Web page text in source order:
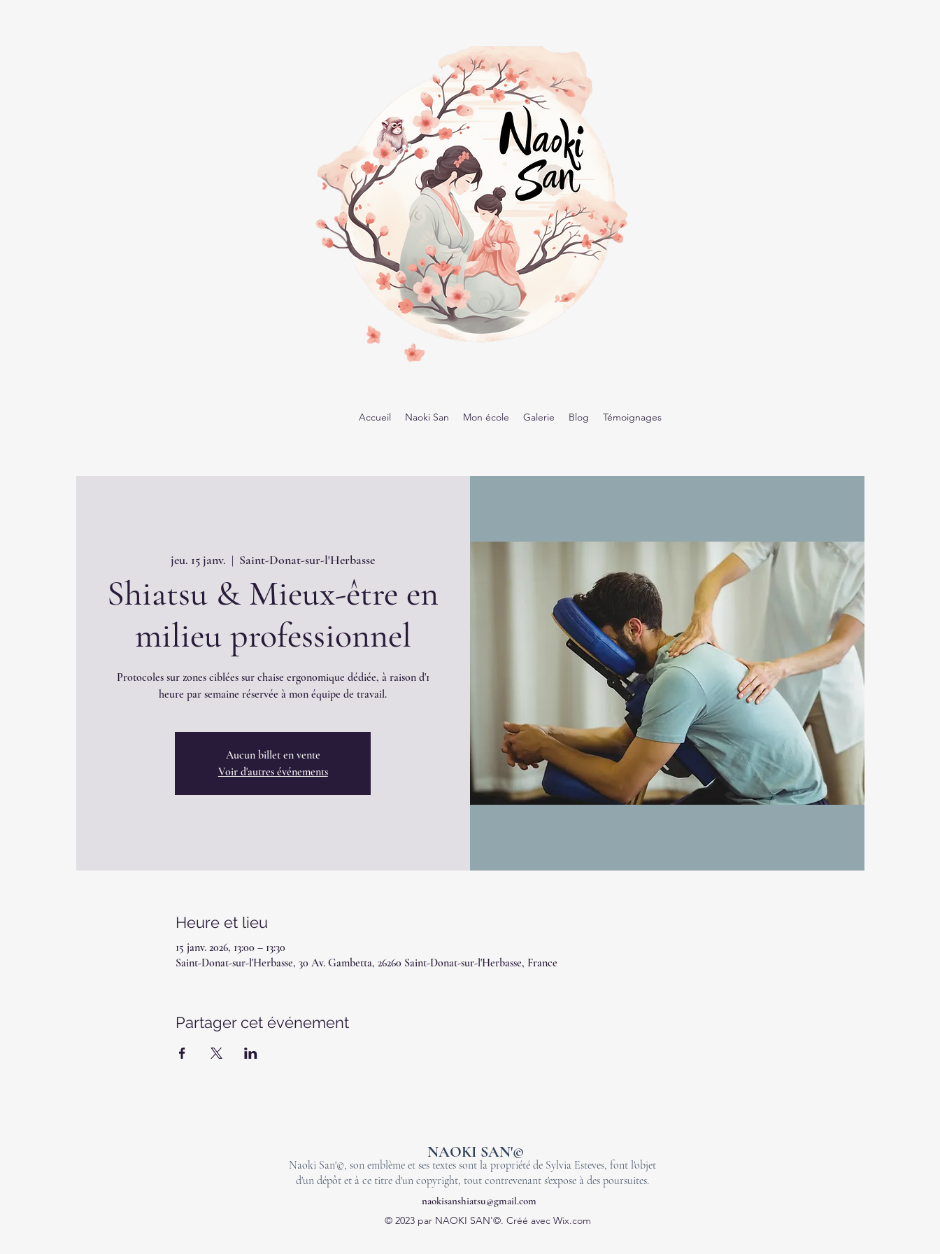
Accueil Naoki San Mon école Galerie Blog Témoignages
jeu. 15 janv.
  |
Saint-Donat-sur-l'Herbasse
Shiatsu & Mieux-être en
milieu professionnel
Protocoles sur zones ciblées sur chaise ergonomique dédiée, à raison d'1
heure par semaine réservée à mon équipe de travail.
Aucun billet en vente
Voir d'autres événements
Heure et lieu
15 janv. 2026, 13:00 – 13:30
Saint-Donat-sur-l'Herbasse, 30 Av. Gambetta, 26260 Saint-Donat-sur-l'Herbasse, France
Partager cet événement
NAOKI SAN'©
Naoki San'©, son emblème et ses textes sont la propriété de Sylvia Esteves, font l'objet
d'un dépôt et à ce titre d'un copyright, tout contrevenant s'expose à des poursuites.
naokisanshiatsu@gmail.com
© 2023 par NAOKI SAN'©. Créé avec Wix.com